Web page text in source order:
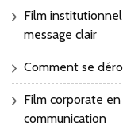
Film
message clair
Comment se
Film corporate
communication